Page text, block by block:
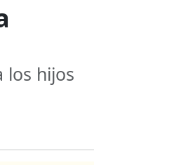
los hijos